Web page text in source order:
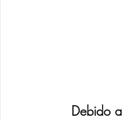
Debido a